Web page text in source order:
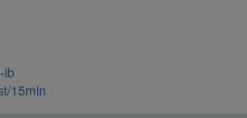
ib
15min